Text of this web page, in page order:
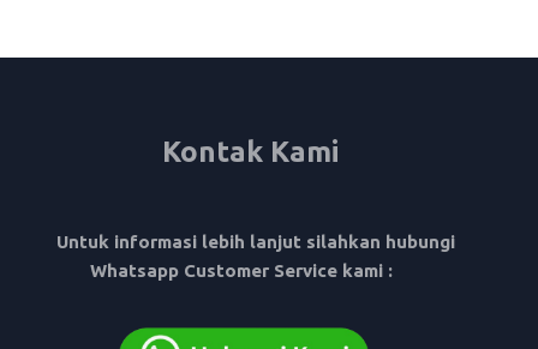
Kontak Kami
Untuk informasi lebih lanjut silahkan hubungi
Whatsapp Customer Service kami :